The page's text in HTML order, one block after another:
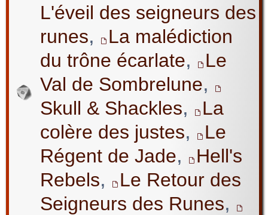
L'éveil des seigneurs des
runes,
La malédiction
du trône écarlate,
Le
Val de Sombrelune,
Skull & Shackles,
La
colère des justes,
Le
Régent de Jade,
Hell's
Rebels,
Le Retour des
Seigneurs des Runes,